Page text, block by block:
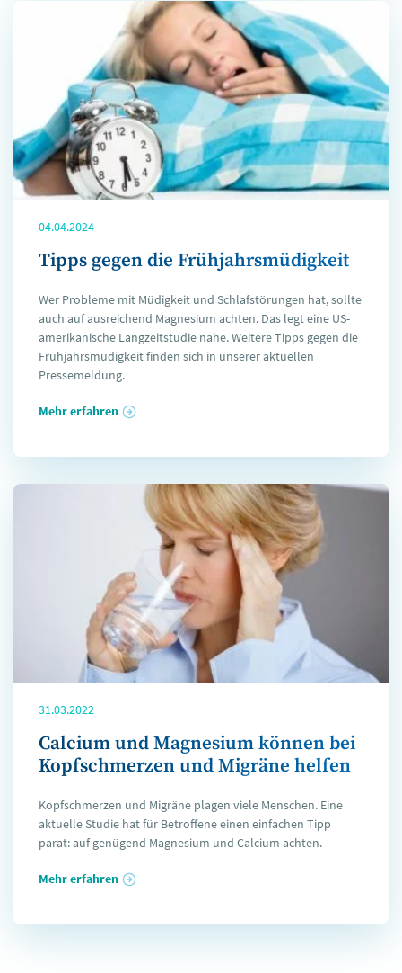
04.04.2024
Tipps gegen die Frühjahrsmüdigkeit
Wer Probleme mit Müdigkeit und Schlafstörungen hat, sollte
auch auf ausreichend Magnesium achten. Das legt eine US-
amerikanische Langzeitstudie nahe. Weitere Tipps gegen die
Frühjahrsmüdigkeit finden sich in unserer aktuellen
Pressemeldung.
Mehr erfahren
31.03.2022
Calcium und Magnesium können bei
Kopfschmerzen und Migräne helfen
Kopfschmerzen und Migräne plagen viele Menschen. Eine
aktuelle Studie hat für Betroffene einen einfachen Tipp
parat: auf genügend Magnesium und Calcium achten.
Mehr erfahren